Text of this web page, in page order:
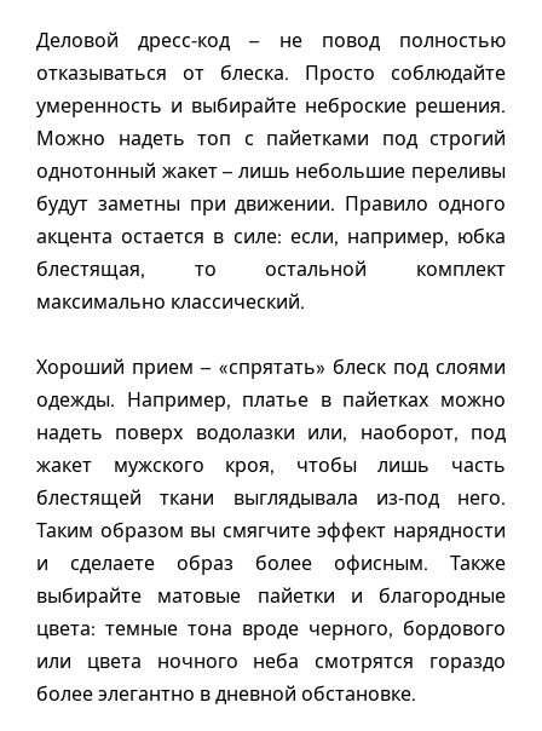
Деловой дресс-код – не повод полностью
отказываться от блеска. Просто соблюдайте
умеренность и выбирайте неброские решения.
Можно надеть топ с пайетками под строгий
однотонный жакет – лишь небольшие переливы
будут заметны при движении. Правило одного
акцента остается в силе: если, например, юбка
блестящая, то остальной комплект
максимально классический.
Хороший прием – «спрятать» блеск под слоями
одежды. Например, платье в пайетках можно
надеть поверх водолазки или, наоборот, под
жакет мужского кроя, чтобы лишь часть
блестящей ткани выглядывала из-под него.
Таким образом вы смягчите эффект нарядности
и сделаете образ более офисным. Также
выбирайте матовые пайетки и благородные
цвета: темные тона вроде черного, бордового
или цвета ночного неба смотрятся гораздо
более элегантно в дневной обстановке.